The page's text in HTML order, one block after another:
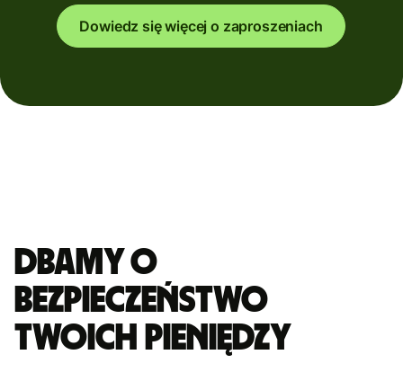
Dowiedz się więcej o zaproszeniach
Dbamy o
bezpieczeństwo
Twoich pieniędzy